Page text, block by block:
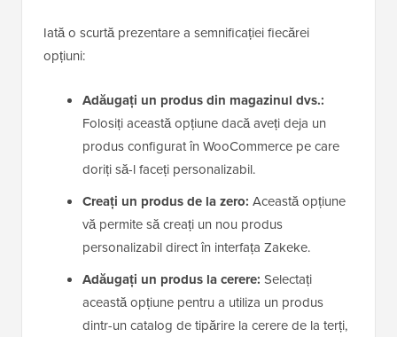
Iată o scurtă prezentare a semnificației fiecărei
opțiuni:
Adăugați un produs din magazinul dvs.:
Folosiți această opțiune dacă aveți deja un
produs configurat în WooCommerce pe care
doriți să-l faceți personalizabil.
Creați un produs de la zero: Această opțiune
vă permite să creați un nou produs
personalizabil direct în interfața Zakeke.
Adăugați un produs la cerere: Selectați
această opțiune pentru a utiliza un produs
dintr-un catalog de tipărire la cerere de la terți,